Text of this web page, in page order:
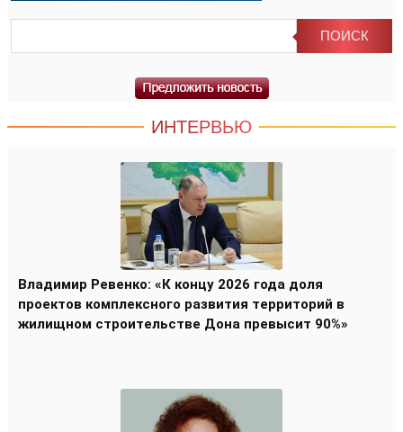
ИНТЕРВЬЮ
Владимир Ревенко: «К концу 2026 года доля
проектов комплексного развития территорий в
жилищном строительстве Дона превысит 90%»